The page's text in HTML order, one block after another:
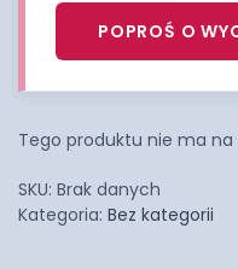
POPROŚ O
Tego produktu nie ma
SKU: Brak danych
Kategoria: Bez kategorii